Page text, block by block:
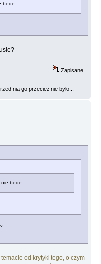
będę.
Zapisane
nią go przecież nie było...
będę.
od krytyki tego, o czym